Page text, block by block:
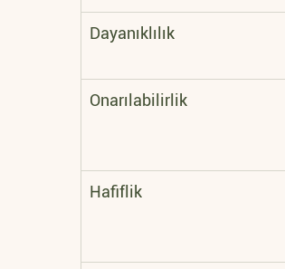
Dayanıklılık
Onarılabilirlik
Hafiflik